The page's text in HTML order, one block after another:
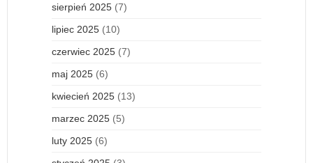
sierpień 2025 (7)
lipiec 2025 (10)
czerwiec 2025 (7)
maj 2025 (6)
kwiecień 2025 (13)
marzec 2025 (5)
luty 2025 (6)